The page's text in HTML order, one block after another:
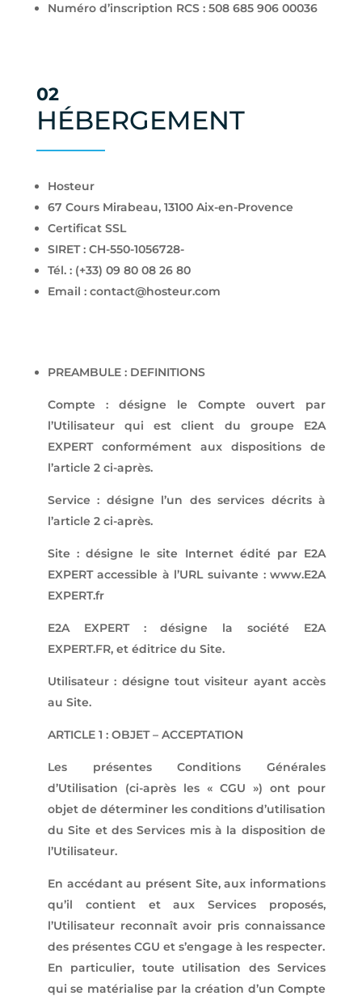
Numéro d’inscription RCS : 508 685 906 00036
02
HÉBERGEMENT
Hosteur
67 Cours Mirabeau, 13100 Aix-en-Provence
Certificat SSL
SIRET : CH-550-1056728-
Tél. : (+33) 09 80 08 26 80
Email : contact@hosteur.com
PREAMBULE : DEFINITIONS
Compte : désigne le Compte ouvert par
l’Utilisateur qui est client du groupe E2A
EXPERT conformément aux dispositions de
l’article 2 ci-après.
Service : désigne l’un des services décrits à
l’article 2 ci-après.
Site : désigne le site Internet édité par E2A
EXPERT accessible à l’URL suivante : www.E2A
EXPERT.fr
E2A EXPERT : désigne la société E2A
EXPERT.FR, et éditrice du Site.
Utilisateur : désigne tout visiteur ayant accès
au Site.
ARTICLE 1 : OBJET – ACCEPTATION
Les présentes Conditions Générales
d’Utilisation (ci-après les « CGU ») ont pour
objet de déterminer les conditions d’utilisation
du Site et des Services mis à la disposition de
l’Utilisateur.
En accédant au présent Site, aux informations
qu’il contient et aux Services proposés,
l’Utilisateur reconnaît avoir pris connaissance
des présentes CGU et s’engage à les respecter.
En particulier, toute utilisation des Services
qui se matérialise par la création d’un Compte